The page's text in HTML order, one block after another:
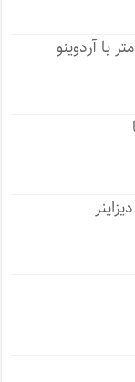
با آردوینو